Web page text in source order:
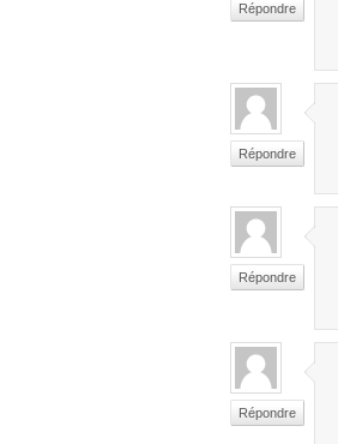
Répondre
Répondre
Répondre
Répondre